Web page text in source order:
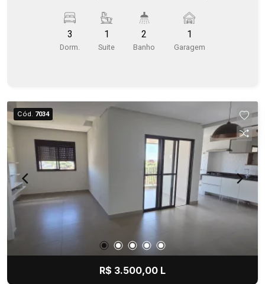
e salão de festas.
3
Dorm.
1
Suite
2
Banho
1
Garagem
Cód. 7034
R$ 3.500,00 L